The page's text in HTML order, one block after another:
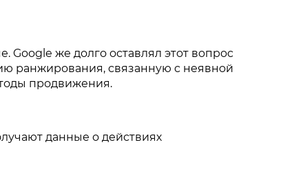
Google же долго оставлял этот вопрос
ранжирования, связанную с неявной
продвижения.
данные о действиях